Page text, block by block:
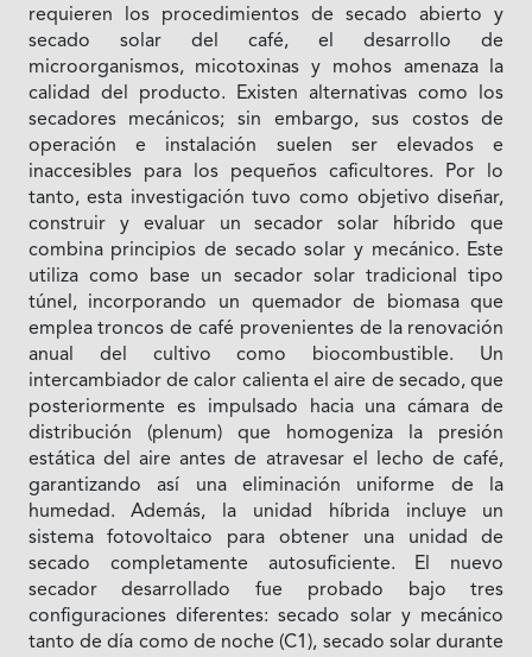
requieren los procedimientos de secado abierto y
secado solar del café, el desarrollo de
microorganismos, micotoxinas y mohos amenaza la
calidad del producto. Existen alternativas como los
secadores mecánicos; sin embargo, sus costos de
operación e instalación suelen ser elevados e
inaccesibles para los pequeños caficultores. Por lo
tanto, esta investigación tuvo como objetivo diseñar,
construir y evaluar un secador solar híbrido que
combina principios de secado solar y mecánico. Este
utiliza como base un secador solar tradicional tipo
túnel, incorporando un quemador de biomasa que
emplea troncos de café provenientes de la renovación
anual del cultivo como biocombustible. Un
intercambiador de calor calienta el aire de secado, que
posteriormente es impulsado hacia una cámara de
distribución (plenum) que homogeniza la presión
estática del aire antes de atravesar el lecho de café,
garantizando así una eliminación uniforme de la
humedad. Además, la unidad híbrida incluye un
sistema fotovoltaico para obtener una unidad de
secado completamente autosuficiente. El nuevo
secador desarrollado fue probado bajo tres
configuraciones diferentes: secado solar y mecánico
tanto de día como de noche (C1), secado solar durante